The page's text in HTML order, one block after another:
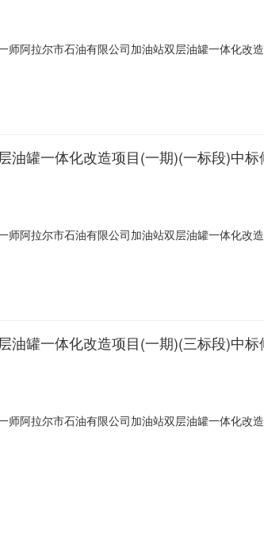
阿拉尔市石油有限公司加油站双层油罐一体化
名注册级别注册证书编号质量标准合格第二名单
油罐一体化改造项目(一期)(一标段)中
阿拉尔市石油有限公司加油站双层油罐一体化
注册级别注册证书编号质量标准合格第二名单位
油罐一体化改造项目(一期)(三标段)中
阿拉尔市石油有限公司加油站双层油罐一体化
册级别注册证书编号质量标准合格第二名单位名